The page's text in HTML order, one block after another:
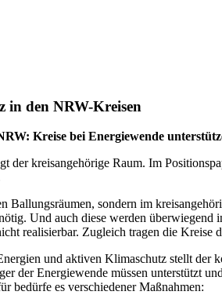
in den NRW-Kreisen
Kreise bei Energiewende
der kreisangehörige Raum. Im
Ballungsräumen, sondern im
Und auch diese werden
realisierbar. Zugleich tragen die
und aktiven Klimaschutz stellt
der Energiewende müssen unterstützt
bedürfe es verschiedener Maßnahmen: